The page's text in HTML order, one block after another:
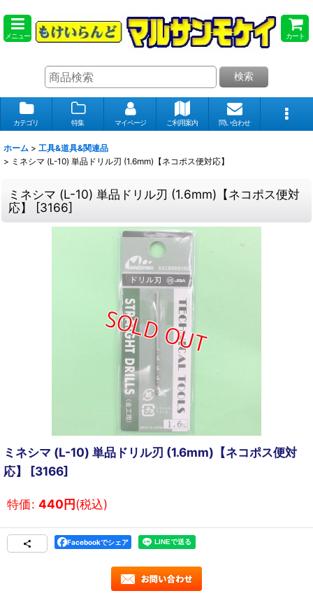
メニュー カート
検索
カテゴリ 特集 マイページ ご利用案内 問い合わせ
ホーム > 工具&道具&関連品
> ミネシマ (L-10) 単品ドリル刃 (1.6mm)【ネコポス便対応】
ミネシマ (L-10) 単品ドリル刃 (1.6mm)【ネコポス便対
応】 [3166]
ミネシマ (L-10) 単品ドリル刃 (1.6mm)【ネコポス便対
応】 [3166]
特価: 440円(税込)
Facebookでシェア